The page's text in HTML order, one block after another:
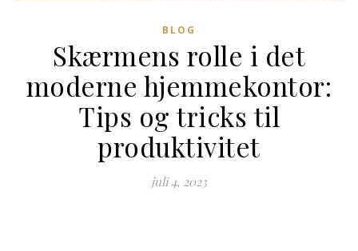
BLOG
Skærmens rolle i det
moderne hjemmekontor:
Tips og tricks til
produktivitet
juli 4, 2023